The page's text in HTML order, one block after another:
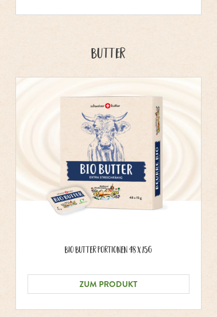
Butter
Bio Butter Portionen 48 x 15g
ZUM PRODUKT